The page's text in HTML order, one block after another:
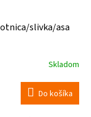
slivka/asa
Skladom
Do košíka